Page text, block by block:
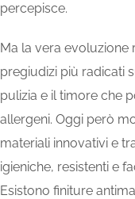
percepisce.
Ma la vera evoluzione
pregiudizi più radicati
pulizia e il timore che
allergeni. Oggi però
materiali innovativi e
igieniche, resistenti e
Esistono finiture